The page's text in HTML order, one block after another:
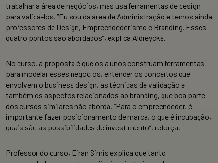
trabalhar a área de negócios, mas usa ferramentas de design
para validá-los. “Eu sou da área de Administração e temos ainda
professores de Design, Empreendedorismo e Branding. Esses
quatro pontos são abordados”, explica Aldrêycka.
No curso, a proposta é que os alunos construam ferramentas
para modelar esses negócios, entender os conceitos que
envolvem o business design, as técnicas de validação e
também os aspectos relacionados ao branding, que boa parte
dos cursos similares não aborda. “Para o empreendedor, é
importante fazer posicionamento de marca, o que é incubação,
quais são as possibilidades de investimento”, reforça.
Professor do curso, Eiran Simis explica que tanto